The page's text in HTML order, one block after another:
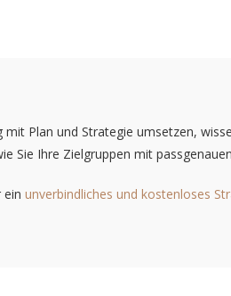
Plan und Strategie umsetzen,
Sie Ihre Zielgruppen mit
ein unverbindliches und kostenloses